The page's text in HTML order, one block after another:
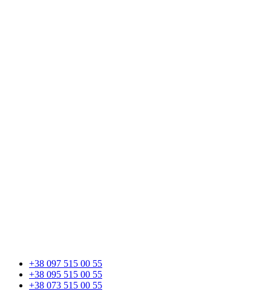
+38 097 515 00 55
+38 095 515 00 55
+38 073 515 00 55